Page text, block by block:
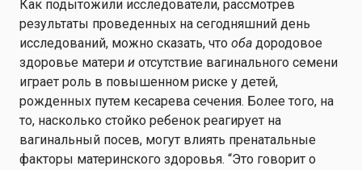
Как подытожили исследователи, рассмотрев
результаты проведенных на сегодняшний день
исследований, можно сказать, что оба дородовое
здоровье матери и отсутствие вагинального семени
играет роль в повышенном риске у детей,
рожденных путем кесарева сечения. Более того, на
то, насколько стойко ребенок реагирует на
вагинальный посев, могут влиять пренатальные
факторы материнского здоровья. “Это говорит о